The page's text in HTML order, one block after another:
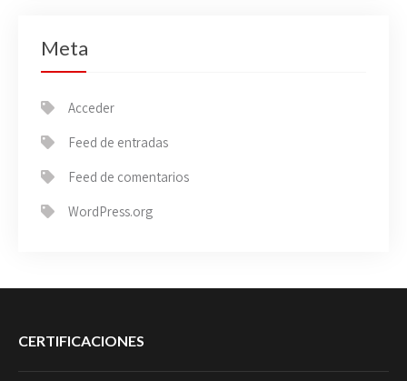
Meta
Acceder
Feed de entradas
Feed de comentarios
WordPress.org
CERTIFICACIONES